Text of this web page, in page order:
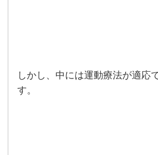
しかし、中には運動療法が適応
す。